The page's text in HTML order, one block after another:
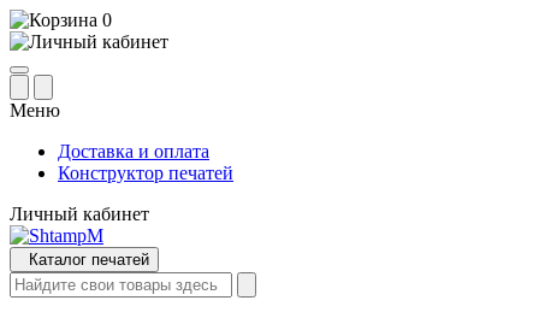
0
Меню
Доставка и оплата
Конструктор печатей
Личный кабинет
Каталог печатей